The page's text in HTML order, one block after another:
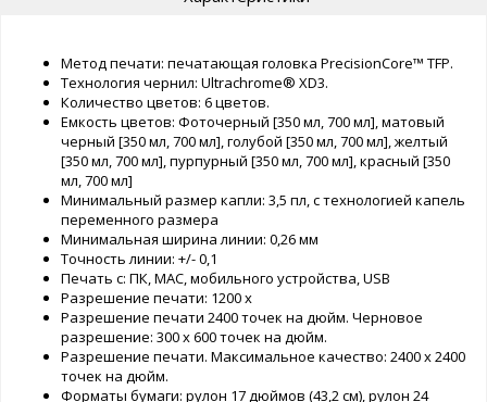
Метод печати: печатающая головка PrecisionCore™ TFP.
Технология чернил: Ultrachrome® XD3.
Количество цветов: 6 цветов.
Емкость цветов: Фоточерный [350 мл, 700 мл], матовый
черный [350 мл, 700 мл], голубой [350 мл, 700 мл], желтый
[350 мл, 700 мл], пурпурный [350 мл, 700 мл], красный [350
мл, 700 мл]
Минимальный размер капли: 3,5 пл, с технологией капель
переменного размера
Минимальная ширина линии: 0,26 мм
Точность линии: +/- 0,1
Печать с: ПК, MAC, мобильного устройства, USB
Разрешение печати: 1200 x
Разрешение печати 2400 точек на дюйм. Черновое
разрешение: 300 x 600 точек на дюйм.
Разрешение печати. ​​Максимальное качество: 2400 x 2400
точек на дюйм.
Форматы бумаги: рулон 17 дюймов (43,2 см), рулон 24